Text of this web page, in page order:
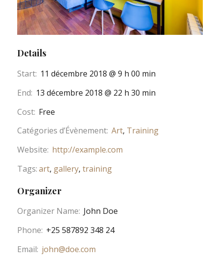
Details
Start: 11 décembre 2018 @ 9 h 00 min
End: 13 décembre 2018 @ 22 h 30 min
Cost: Free
Catégories d’Évènement: Art, Training
Website: http://example.com
Tags:art, gallery, training
Organizer
Organizer Name: John Doe
Phone: +25 587892 348 24
Email: john@doe.com